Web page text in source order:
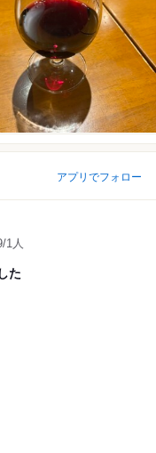
アプリでフォロー
1人
た